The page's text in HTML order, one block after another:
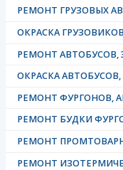
РЕМОНТ ГРУЗОВЫХ
ОКРАСКА
РЕМОНТ АВТОБУСОВ,
ОКРАСКА
РЕМОНТ ФУРГОНОВ,
РЕМОНТ БУДКИ
РЕМОНТ
РЕМОНТ